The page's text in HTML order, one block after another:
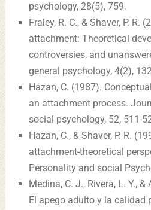
psychology, 28(5), 759.
Fraley, R. C., & Shaver, P.
attachment: Theoretical
controversies, and
general psychology, 4(2),
Hazan, C. (1987).
an attachment process.
social psychology, 52, 511-
Hazan, C., & Shaver, P. R.
attachment-theoretical
Personality and social
Medina, C. J., Rivera, L. Y.,
El apego adulto y la calidad